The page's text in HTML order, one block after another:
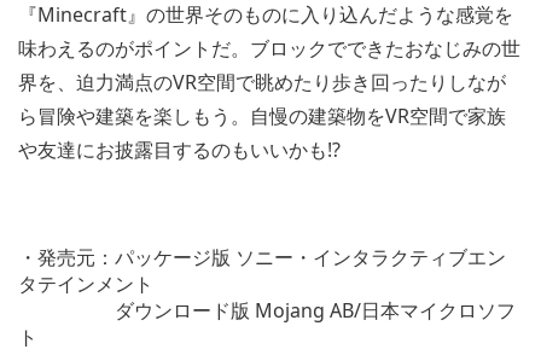
『Minecraft』の世界そのものに入り込んだような感覚を
味わえるのがポイントだ。ブロックでできたおなじみの世
界を、迫力満点のVR空間で眺めたり歩き回ったりしなが
ら冒険や建築を楽しもう。自慢の建築物をVR空間で家族
や友達にお披露目するのもいいかも!?
・発売元：パッケージ版 ソニー・インタラクティブエン
タテインメント
ダウンロード版 Mojang AB/日本マイクロソフ
ト